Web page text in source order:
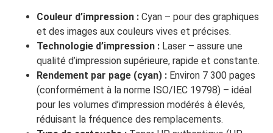
Couleur d’impression : Cyan – pour des graphiques
et des images aux couleurs vives et précises.
Technologie d’impression : Laser – assure une
qualité d’impression supérieure, rapide et constante.
Rendement par page (cyan) : Environ 7 300 pages
(conformément à la norme ISO/IEC 19798) – idéal
pour les volumes d’impression modérés à élevés,
réduisant la fréquence des remplacements.